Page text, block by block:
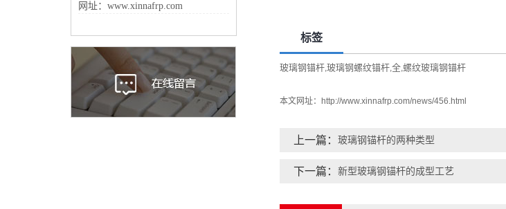
网址：www.xinnafrp.com
标签
玻璃钢锚杆,玻璃钢螺纹锚杆,全,螺纹玻璃钢锚杆
本文网址： http://www.xinnafrp.com/news/456.html
上一篇： 玻璃钢锚杆的两种类型
下一篇： 新型玻璃钢锚杆的成型工艺